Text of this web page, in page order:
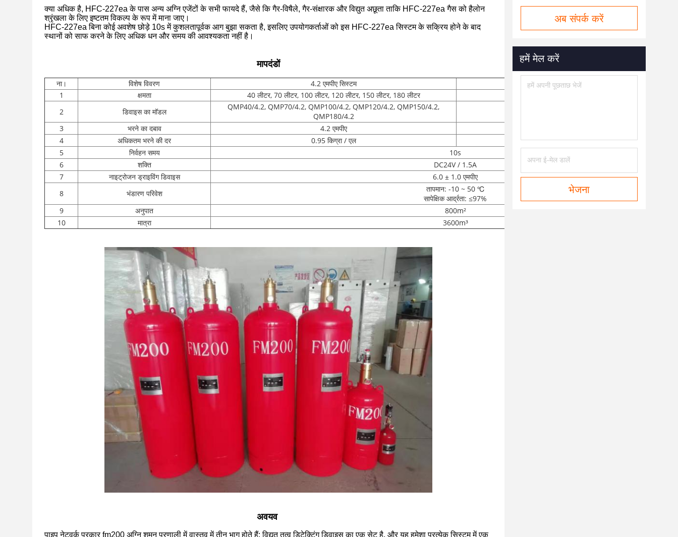
क्या अधिक है, HFC-227ea के पास अन्य अग्नि एजेंटों के सभी फायदे हैं, जैसे कि गैर-विषैले, गैर-संक्षारक और विद्युत अछूता ताकि HFC-227ea गैस को हैलोन
श्रृंखला के लिए इष्टतम विकल्प के रूप में माना जाए।
HFC-227ea बिना कोई अवशेष छोड़े 10s में कुशलतापूर्वक आग बुझा सकता है, इसलिए उपयोगकर्ताओं को इस HFC-227ea सिस्टम के सक्रिय होने के बाद
स्थानों को साफ करने के लिए अधिक धन और समय की आवश्यकता नहीं है।
मापदंडों
ना। विशेष विवरण 4.2 एमपीए सिस्टम
5.6 एमपीए सिस्टम
1
क्षमता 40 लीटर, 70 लीटर, 100 लीटर, 120 लीटर, 150 लीटर, 180 लीटर
2
डिवाइस का मॉडल
QMP40/4.2, QMP70/4.2, QMP100/4.2, QMP120/4.2, QMP150/4.2,
QMP180/4.2
3
भरने का दबाव 4.2 एमपीए
4
अधिकतम भरने की दर 0.95 किग्रा / एल
1.08 किग्रा/ली
5
निर्वहन समय
10s
6
शक्ति
DC24V / 1.5A
7
नाइट्रोजन ड्राइविंग डिवाइस
6.0 ± 1.0 एमपीए
8
भंडारण परिवेश
तापमान: -10 ~ 50 ℃
सापेक्षिक आर्द्रता: ≤97%
9
अनुपात
800m²
10
मात्रा 3600m³
अवयव
पाइप नेटवर्क प्रकार fm200 अग्नि शमन प्रणाली में वास्तव में तीन भाग होते हैं: विद्युत तत्व डिटेक्टिंग डिवाइस का एक सेट है, और यह हमेशा प्रत्येक सिस्टम में एक
अब संपर्क करें
हमें मेल करें
भेजना